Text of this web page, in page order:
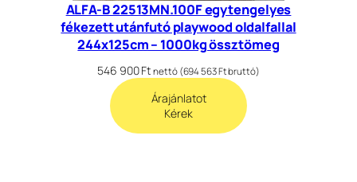
ALFA-B 22513MN.100F egytengelyes
fékezett utánfutó playwood oldalfallal
244x125cm – 1000kg össztömeg
546 900Ft nettó (694 563Ftbruttó)
Árajánlatot
Kérek